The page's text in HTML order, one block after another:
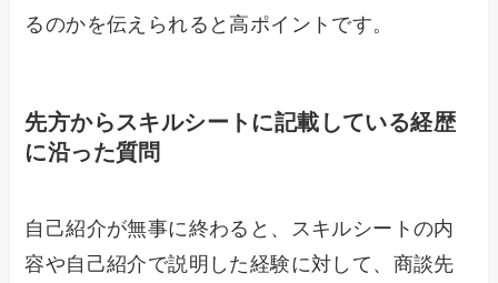
るのかを伝えられると高ポイントです。
先方からスキルシートに記載している経歴
に沿った質問
自己紹介が無事に終わると、スキルシートの内
容や自己紹介で説明した経験に対して、商談先